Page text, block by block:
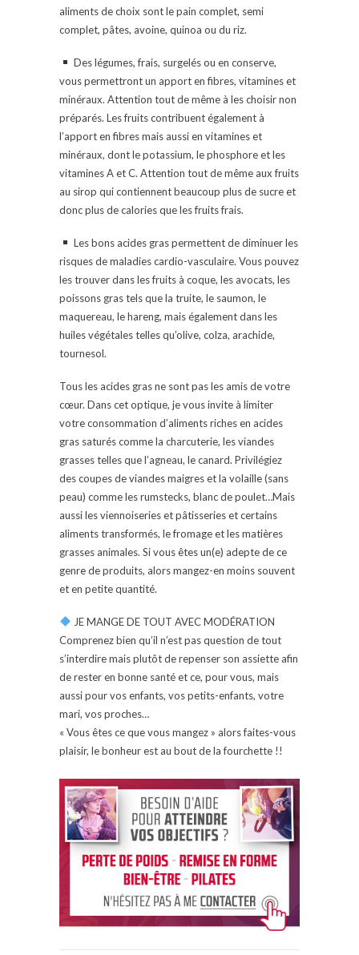
aliments de choix sont le pain complet, semi
complet, pâtes, avoine, quinoa ou du riz.
Des légumes, frais, surgelés ou en conserve,
vous permettront un apport en fibres, vitamines et
minéraux. Attention tout de même à les choisir non
préparés. Les fruits contribuent également à
l’apport en fibres mais aussi en vitamines et
minéraux, dont le potassium, le phosphore et les
vitamines A et C. Attention tout de même aux fruits
au sirop qui contiennent beaucoup plus de sucre et
donc plus de calories que les fruits frais.
Les bons acides gras permettent de diminuer les
risques de maladies cardio-vasculaire. Vous pouvez
les trouver dans les fruits à coque, les avocats, les
poissons gras tels que la truite, le saumon, le
maquereau, le hareng, mais également dans les
huiles végétales telles qu’olive, colza, arachide,
tournesol.
Tous les acides gras ne sont pas les amis de votre
cœur. Dans cet optique, je vous invite à limiter
votre consommation d’aliments riches en acides
gras saturés comme la charcuterie, les viandes
grasses telles que l’agneau, le canard. Privilégiez
des coupes de viandes maigres et la volaille (sans
peau) comme les rumstecks, blanc de poulet…Mais
aussi les viennoiseries et pâtisseries et certains
aliments transformés, le fromage et les matières
grasses animales. Si vous êtes un(e) adepte de ce
genre de produits, alors mangez-en moins souvent
et en petite quantité.
JE MANGE DE TOUT AVEC MODÉRATION
Comprenez bien qu’il n’est pas question de tout
s’interdire mais plutôt de repenser son assiette afin
de rester en bonne santé et ce, pour vous, mais
aussi pour vos enfants, vos petits-enfants, votre
mari, vos proches…
« Vous êtes ce que vous mangez » alors faites-vous
plaisir, le bonheur est au bout de la fourchette !!